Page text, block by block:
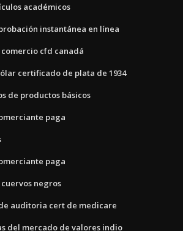
académicos
instantánea en línea
cfd canadá
certificado de plata de 1934
de productos básicos
paga
paga
negros
auditoria cert de medicare
del mercado de valores indio